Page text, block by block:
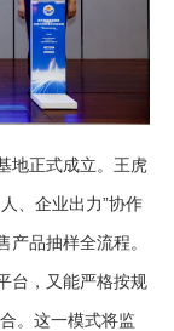
地正式成立。王虎
、企业出力”协作
品抽样全流程。
台，又能严格按规
。这一模式将监